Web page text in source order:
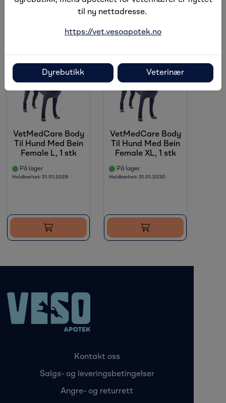
VetMedCare Body
Til Hund Med Bein
Female L, 1 stk
På lager
Holdbarhet: 31.01.2029
VetMedCare Body
Til Hund Med Bein
Female XL, 1 stk
På lager
Holdbarhet: 31.01.2030
Kontakt oss
Salgs- og leveringsbetingelser
Angre- og returrett
til ny nettadresse.
https://vet.vesoapotek.no
Dyrebutikk Veterinær